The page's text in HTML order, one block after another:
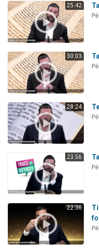
25:42
30:03
28:24
23:56
22:36